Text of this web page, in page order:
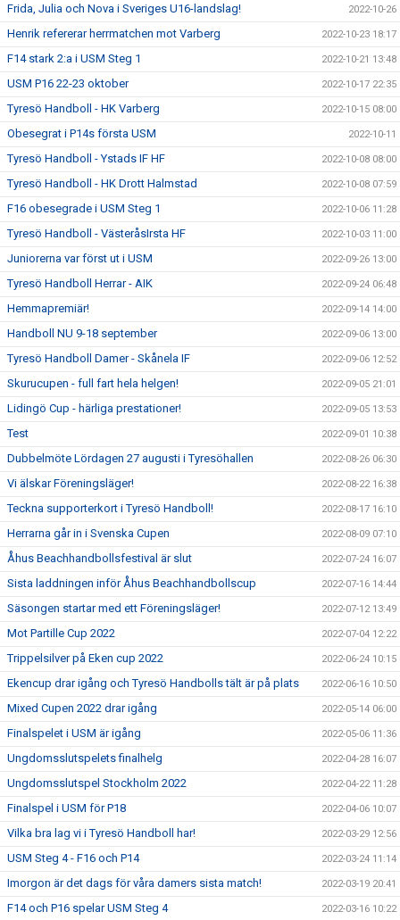
Frida, Julia och Nova i Sveriges U16-landslag! 2022-10-26
Henrik refererar herrmatchen mot Varberg 2022-10-23 18:17
F14 stark 2:a i USM Steg 1 2022-10-21 13:48
USM P16 22-23 oktober 2022-10-17 22:35
Tyresö Handboll - HK Varberg 2022-10-15 08:00
Obesegrat i P14s första USM 2022-10-11
Tyresö Handboll - Ystads IF HF 2022-10-08 08:00
Tyresö Handboll - HK Drott Halmstad 2022-10-08 07:59
F16 obesegrade i USM Steg 1 2022-10-06 11:28
Tyresö Handboll - VästeråsIrsta HF 2022-10-03 11:00
Juniorerna var först ut i USM 2022-09-26 13:00
Tyresö Handboll Herrar - AIK 2022-09-24 06:48
Hemmapremiär! 2022-09-14 14:00
Handboll NU 9-18 september 2022-09-06 13:00
Tyresö Handboll Damer - Skånela IF 2022-09-06 12:52
Skurucupen - full fart hela helgen! 2022-09-05 21:01
Lidingö Cup - härliga prestationer! 2022-09-05 13:53
Test 2022-09-01 10:38
Dubbelmöte Lördagen 27 augusti i Tyresöhallen 2022-08-26 06:30
Vi älskar Föreningsläger! 2022-08-22 16:38
Teckna supporterkort i Tyresö Handboll! 2022-08-17 16:10
Herrarna går in i Svenska Cupen 2022-08-09 07:10
Åhus Beachhandbollsfestival är slut 2022-07-24 16:07
Sista laddningen inför Åhus Beachhandbollscup 2022-07-16 14:44
Säsongen startar med ett Föreningsläger! 2022-07-12 13:49
Mot Partille Cup 2022 2022-07-04 12:22
Trippelsilver på Eken cup 2022 2022-06-24 10:15
Ekencup drar igång och Tyresö Handbolls tält är på plats 2022-06-16 10:50
Mixed Cupen 2022 drar igång 2022-05-14 06:00
Finalspelet i USM är igång 2022-05-06 11:36
Ungdomsslutspelets finalhelg 2022-04-28 16:07
Ungdomsslutspel Stockholm 2022 2022-04-22 11:28
Finalspel i USM för P18 2022-04-06 10:07
Vilka bra lag vi i Tyresö Handboll har! 2022-03-29 12:56
USM Steg 4 - F16 och P14 2022-03-24 11:14
Imorgon är det dags för våra damers sista match! 2022-03-19 20:41
F14 och P16 spelar USM Steg 4 2022-03-16 10:22